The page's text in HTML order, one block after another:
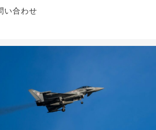
い合わせ